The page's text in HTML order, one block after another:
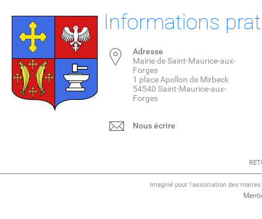
Informations
Adresse
Mairie de Saint-Maurice-aux-
Forges
1 place Apollon de Mirbeck
54540 Saint-Maurice-aux-
Forges
Nous écrire
Imaginé pour l'association des